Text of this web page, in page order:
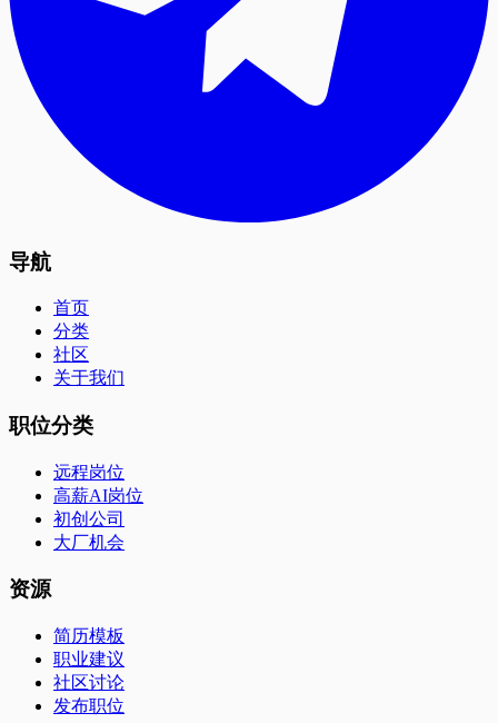
导航
首页
分类
社区
关于我们
职位分类
远程岗位
高薪AI岗位
初创公司
大厂机会
资源
简历模板
职业建议
社区讨论
发布职位